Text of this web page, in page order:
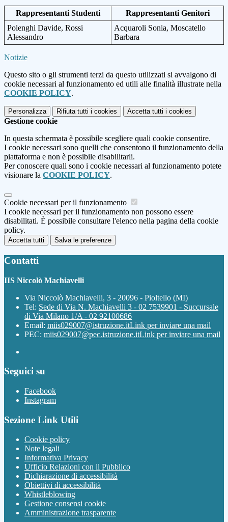
Rappresentanti Studenti
Rappresentanti Genitori
Polenghi Davide, Rossi
Alessandro
Acquaroli Sonia, Moscatello
Barbara
Notizie
Questo sito o gli strumenti terzi da questo utilizzati si avvalgono di
cookie necessari al funzionamento ed utili alle finalità illustrate nella
COOKIE POLICY.
Personalizza Rifiuta tutti i cookies Accetta tutti i cookies
Gestione cookie
In questa schermata è possibile scegliere quali cookie consentire.
I cookie necessari sono quelli che consentono il funzionamento della
piattaforma e non è possibile disabilitarli.
Per conoscere quali sono i cookie necessari al funzionamento potete
visionare la COOKIE POLICY.
Cookie necessari per il funzionamento
I cookie necessari per il funzionamento non possono essere
disabilitati. È possibile consultare l'elenco nella pagina della cookie
policy.
Accetta tutti Salva le preferenze
Contatti
IIS Niccolò Machiavelli
Via Niccolò Machiavelli, 3 - 20096 - Pioltello (MI)
Tel: Sede di Via N. Machiavelli 3 - 02 7539901 - Succursale
di Via Milano 1/A - 02 92100686
Email: miis029007@istruzione.itLink per inviare una mail
PEC: miis029007@pec.istruzione.itLink per inviare una mail
Seguici su
Facebook
Instagram
Sezione Link Utili
Cookie policy
Note legali
Informativa Privacy
Ufficio Relazioni con il Pubblico
Dichiarazione di accessibilità
Obiettivi di accessibilità
Whistleblowing
Gestione consensi cookie
Amministrazione trasparente